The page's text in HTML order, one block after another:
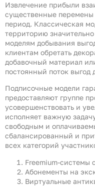
Извлечение прибыли
существенные перемены
период. Классическая
территорию
моделям добывания
клиентам обретать
добавочный материал
постоянный поток выгод
Подписочные модели
предоставляют группе
усовершенствовать и
исполняет важную
свободным и
сбалансированный и
всех категорий
Freemium-системы
Абонементы на
Виртуальные